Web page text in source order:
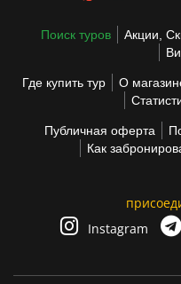
Поиск туров Акции,
Где купить тур О
Публичная оферта
Как
Instagram